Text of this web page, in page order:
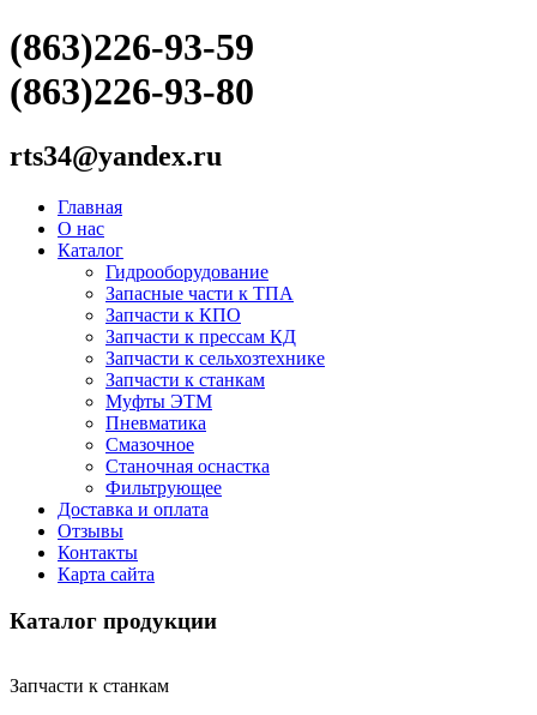
(863)226-93-59
(863)226-93-80
rts34@yandex.ru
Главная
О нас
Каталог
Гидрооборудование
Запасные части к ТПА
Запчасти к КПО
Запчасти к прессам КД
Запчасти к сельхозтехнике
Запчасти к станкам
Муфты ЭТМ
Пневматика
Смазочное
Станочная оснастка
Фильтрующее
Доставка и оплата
Отзывы
Контакты
Карта сайта
Каталог продукции
Запчасти к станкам